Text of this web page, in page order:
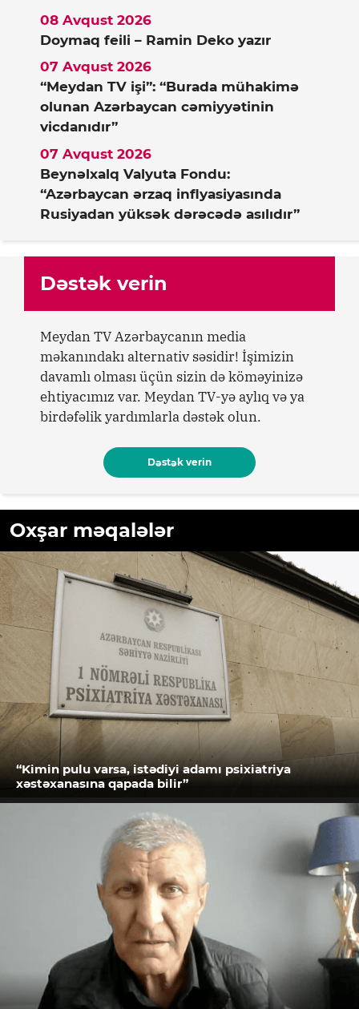
Doymaq feili – Ramin Deko yazır
08 Avqust 2026
“Meydan TV işi”: “Burada mühakimə
olunan Azərbaycan cəmiyyətinin
vicdanıdır”
07 Avqust 2026
Beynəlxalq Valyuta Fondu:
“Azərbaycan ərzaq inflyasiyasında
Rusiyadan yüksək dərəcədə asılıdır”
07 Avqust 2026
Dəstək verin
Meydan TV Azərbaycanın media
məkanındakı alternativ səsidir! İşimizin
davamlı olması üçün sizin də köməyinizə
ehtiyacımız var. Meydan TV-yə aylıq və ya
birdəfəlik yardımlarla dəstək olun.
Dəstək verin
Oxşar məqalələr
“Kimin pulu varsa, istədiyi adamı psixiatriya
xəstəxanasına qapada bilir”